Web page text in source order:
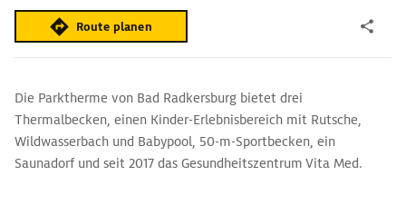
Route planen
Die Parktherme von Bad Radkersburg bietet drei
Thermalbecken, einen Kinder-Erlebnisbereich mit Rutsche,
Wildwasserbach und Babypool, 50-m-Sportbecken, ein
Saunadorf und seit 2017 das Gesundheitszentrum Vita Med.